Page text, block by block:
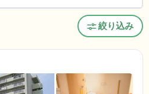
絞り込み